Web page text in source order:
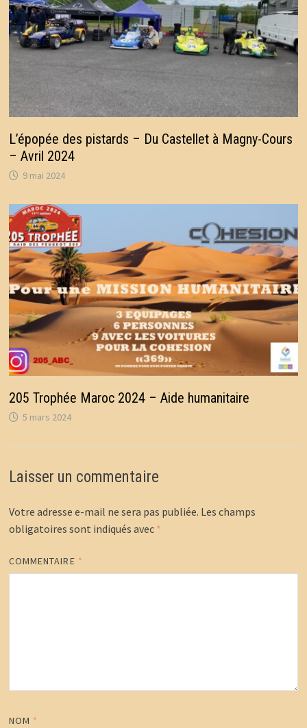
L’épopée des pistards – Du Castellet à Magny-Cours
– Avril 2024
9 mai 2024
205 Trophée Maroc 2024 – Aide humanitaire
5 mars 2024
Laisser un commentaire
Votre adresse e-mail ne sera pas publiée. Les champs
obligatoires sont indiqués avec *
COMMENTAIRE *
NOM *